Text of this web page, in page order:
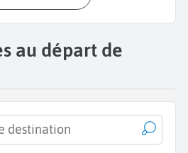
au départ de